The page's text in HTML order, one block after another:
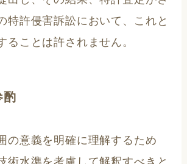
特許侵害訴訟において、これと
ることは許されません。
酌
の意義を明確に理解するため
術水準を考慮して解釈すべきと